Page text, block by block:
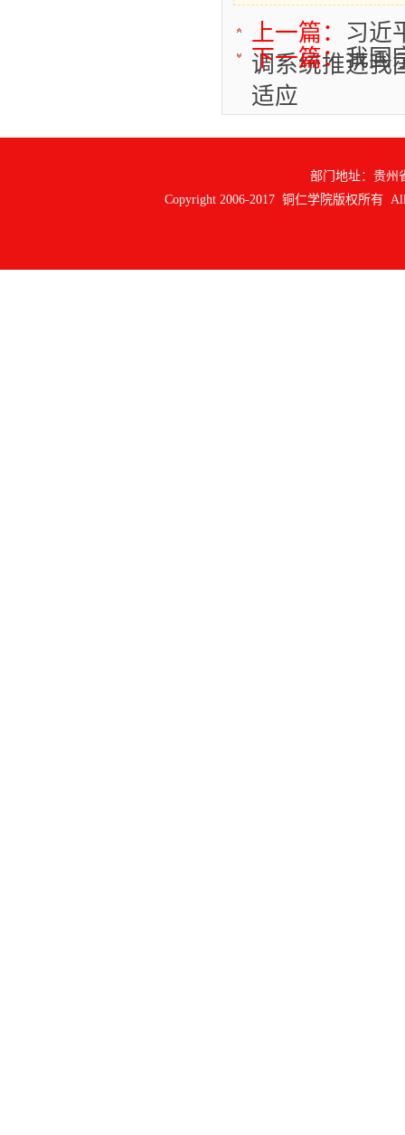
上一篇：
习近
调系统推进我
适应
下一篇：我国
部门地址：贵州
Copyright 2006-2017 铜仁学院版权所有